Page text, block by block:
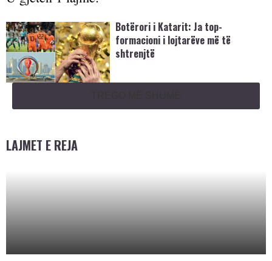
Botërori i Katarit: Ja top-
formacioni i lojtarëve më të
shtrenjtë
LAJMET E REJA